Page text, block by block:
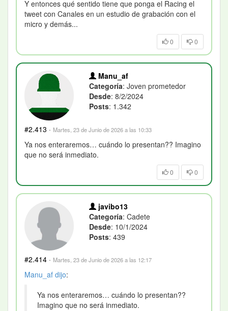
Y entonces qué sentido tiene que ponga el Racing el
tweet con Canales en un estudio de grabación con el
micro y demás...
0 0
Manu_af
Categoría: Joven prometedor
Desde: 8/2/2024
Posts: 1.342
#2.413 · Martes, 23 de Junio de 2026 a las 10:33
Ya nos enteraremos… cuándo lo presentan?? Imagino
que no será inmediato.
0 0
javibo13
Categoría: Cadete
Desde: 10/1/2024
Posts: 439
#2.414 · Martes, 23 de Junio de 2026 a las 12:17
Manu_af dijo:
Ya nos enteraremos… cuándo lo presentan??
Imagino que no será inmediato.